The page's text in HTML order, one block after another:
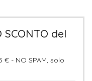
SCONTO del
- NO SPAM, solo